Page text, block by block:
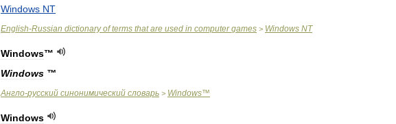
Windows NT
English-Russian dictionary of terms that are used in computer games > Windows NT
Windows™
Windows ™
Англо-русский синонимический словарь > Windows™
Windows